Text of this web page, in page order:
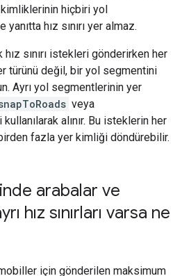
kimliklerinin hiçbiri yol
hız sınırı yer almaz.
sınırı istekleri gönderirken her
türünü değil, bir yol segmentini
Ayrı yol segmentlerinin yer
veya
alınır. Bu isteklerin her
fazla yer kimliği döndürebilir.
arabalar ve
hız sınırları varsa ne
için gönderilen maksimum